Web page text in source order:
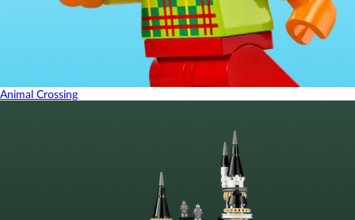
Animal Crossing